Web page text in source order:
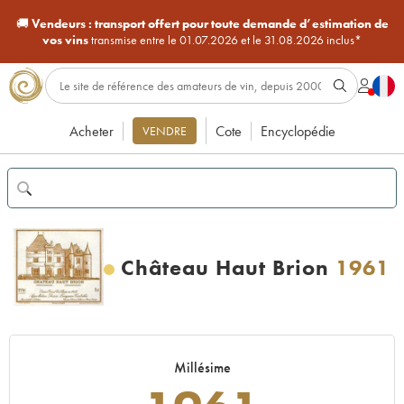
🚚Vendeurs : transport offert pour toute demande d’estimation de
vos vinstransmise entre le 01.07.2026 et le 31.08.2026 inclus*
Acheter VENDRE Cote Encyclopédie
Château Haut Brion 1961
Millésime